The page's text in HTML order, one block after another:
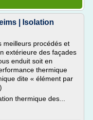
| Isolation
meilleurs procédés et
extérieure des façades
enduit soit en
thermique
dite « élément par
thermique des...